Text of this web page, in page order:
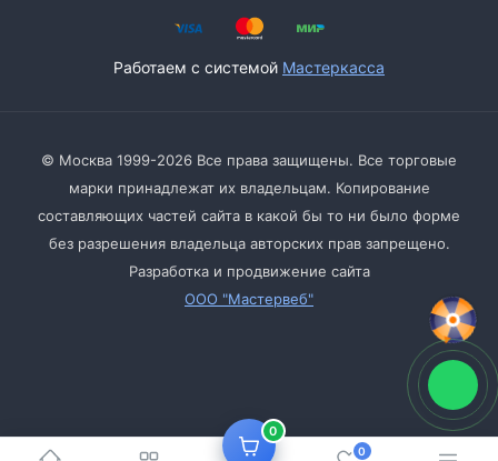
0
0
Работаем с системой Мастеркасса
© Москва 1999-2026 Все права защищены. Все торговые
марки принадлежат их владельцам. Копирование
составляющих частей сайта в какой бы то ни было форме
без разрешения владельца авторских прав запрещено.
Разработка и продвижение сайта
ООО "Мастервеб"